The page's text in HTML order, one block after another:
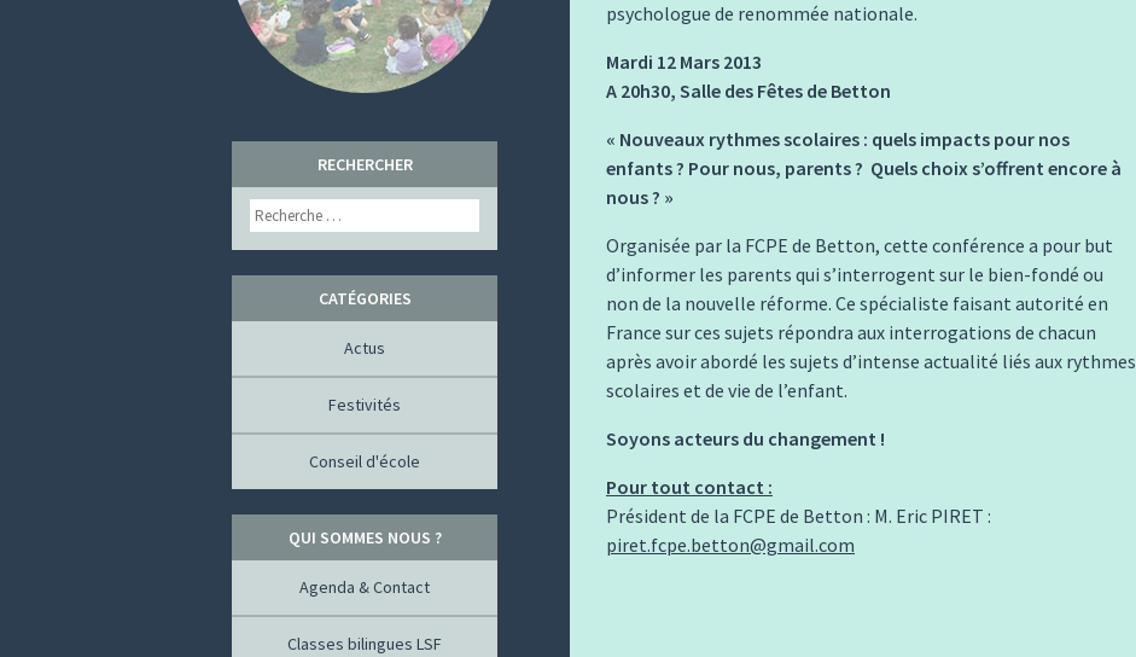
TO
CONTENT
psychologue de renommée nationale.
Mardi 12 Mars 2013
A 20h30, Salle des Fêtes de Betton
« Nouveaux rythmes scolaires : quels impacts pour nos
enfants ? Pour nous, parents ? Quels choix s’offrent encore à
nous ? »
Organisée par la FCPE de Betton, cette conférence a pour but
d’informer les parents qui s’interrogent sur le bien-fondé ou
non de la nouvelle réforme. Ce spécialiste faisant autorité en
France sur ces sujets répondra aux interrogations de chacun
après avoir abordé les sujets d’intense actualité liés aux rythmes
scolaires et de vie de l’enfant.
Soyons acteurs du changement !
Pour tout contact :
Président de la FCPE de Betton : M. Eric PIRET :
piret.fcpe.betton@gmail.com
RECHERCHER
Search
CATÉGORIES
Actus
Festivités
Conseil d'école
QUI SOMMES NOUS ?
Agenda & Contact
Classes bilingues LSF